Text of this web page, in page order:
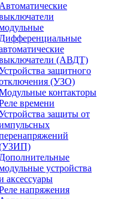
Автоматические
Дифференциальные
(АВДТ)
защитного
(УЗО)
контакторы
времени
защиты от
Дополнительные
устройства
аксессуары
напряжения